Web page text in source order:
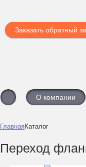
Заказать обратный
О компании
Главная Каталог
Переход